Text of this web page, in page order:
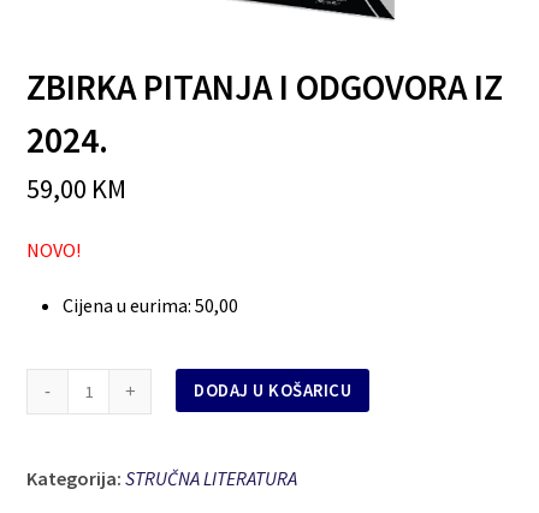
ZBIRKA PITANJA I ODGOVORA IZ
2024.
59,00 KM
NOVO!
Cijena u eurima:50,00
ZBIRKA
PITANJA
ODGOVORA
DODAJ U KOŠARICU
Kategorija:STRUČNA LITERATURA